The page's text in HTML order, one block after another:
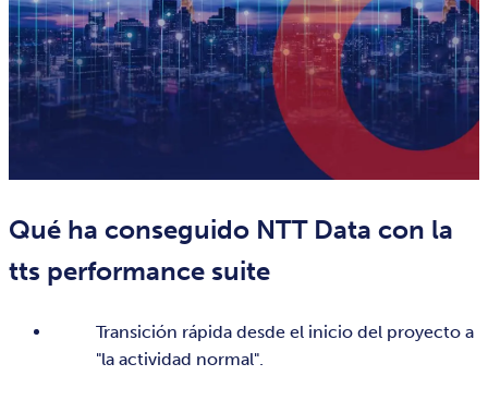
Qué ha conseguido NTT Data con la
tts performance suite
Transición rápida desde el inicio del proyecto a
"la actividad normal".